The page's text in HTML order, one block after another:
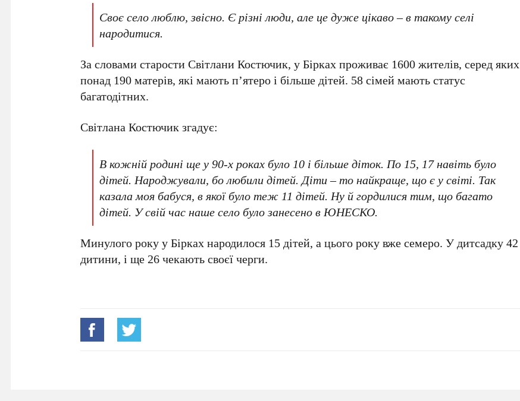
Своє село люблю, звісно. Є різні люди, але це дуже цікаво – в такому селі
народитися.
За словами старости Світлани Костючик, у Бірках проживає 1600 жителів, серед яких
понад 190 матерів, які мають п’ятеро і більше дітей. 58 сімей мають статус
багатодітних.
Світлана Костючик згадує:
В кожній родині ще у 90-х роках було 10 і більше діток. По 15, 17 навіть було
дітей. Народжували, бо любили дітей. Діти – то найкраще, що є у світі. Так
казала моя бабуся, в якої було теж 11 дітей. Ну й гордилися тим, що багато
дітей. У свій час наше село було занесено в ЮНЕСКО.
Минулого року у Бірках народилося 15 дітей, а цього року вже семеро. У дитсадку 42
дитини, і ще 26 чекають своєї черги.